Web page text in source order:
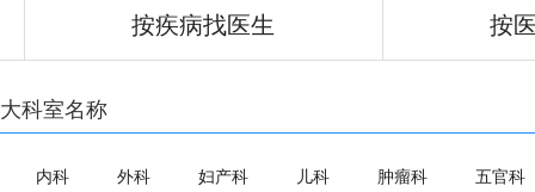
按疾病找医生 按
大科室名称
内科 外科 妇产科 儿科 肿瘤科 五官科